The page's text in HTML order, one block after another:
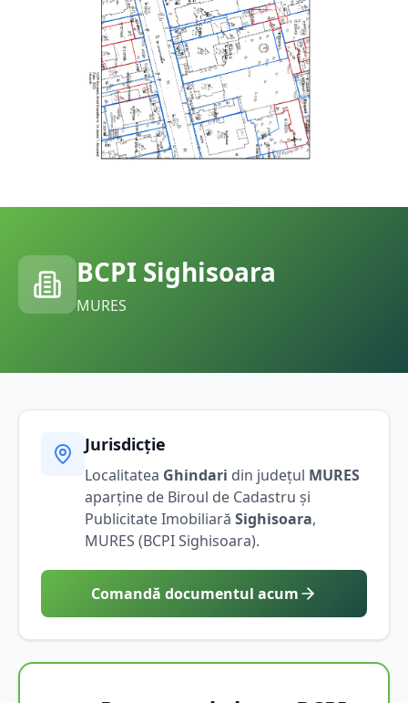
BCPI Sighisoara
MURES
Jurisdicție
Localitatea Ghindari din județul MURES
aparține de Biroul de Cadastru și
Publicitate Imobiliară Sighisoara,
MURES (BCPISighisoara).
Comandă documentul acum